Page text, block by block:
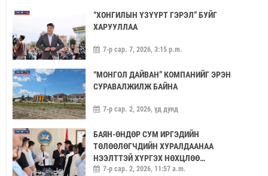
“ХОНГИЛЫН ҮЗҮҮРТ ГЭРЭЛ” БУЙГ
ХАРУУЛЛАА
7-р сар. 7, 2026, 3:15 p.m.
“МОНГОЛ ДАЙВАН” КОМПАНИЙГ ЭРЭН
СУРАВАЛЖИЛЖ БАЙНА
7-р сар. 2, 2026, үд дунд
БАЯН-ӨНДӨР СУМ ИРГЭДИЙН
ТӨЛӨӨЛӨГЧДИЙН ХУРАЛДААНАА
НЭЭЛТТЭЙ ХҮРГЭХ НӨХЦЛӨӨ
САЙЖРУУЛААЧ
7-р сар. 2, 2026, 11:57 a.m.